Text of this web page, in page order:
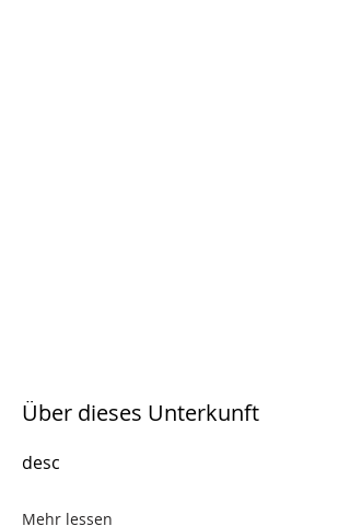
Über dieses Unterkunft
desc
Mehr lessen